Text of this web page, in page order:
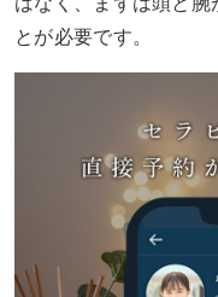
とが必要です。